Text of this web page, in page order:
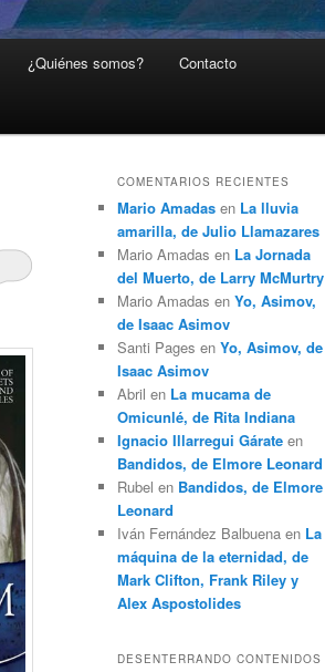
¿Quiénes somos? Contacto
COMENTARIOS RECIENTES
Mario Amadas en La lluvia
amarilla, de Julio Llamazares
Mario Amadas en La Jornada
del Muerto, de Larry McMurtry
Mario Amadas en Yo, Asimov,
de Isaac Asimov
Santi Pages en Yo, Asimov, de
Isaac Asimov
Abril en La mucama de
Omicunlé, de Rita Indiana
Ignacio Illarregui Gárate en
Bandidos, de Elmore Leonard
Rubel en Bandidos, de Elmore
Leonard
Iván Fernández Balbuena en La
máquina de la eternidad, de
Mark Clifton, Frank Riley y
Alex Aspostolides
DESENTERRANDO CONTENIDOS